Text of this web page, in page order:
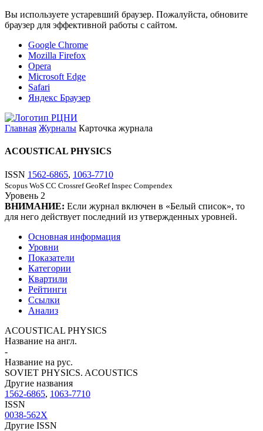
Вы используете устаревший браузер. Пожалуйста, обновите
браузер для эффективной работы с сайтом.
Google Chrome
Mozilla Firefox
Opera
Microsoft Edge
Safari
Яндекс Браузер
Главная Журналы Карточка журнала
ACOUSTICAL PHYSICS
ISSN 1562-6865, 1063-7710
Scopus WoS CC Crossref GeoRef Inspec Compendex
Уровень 2
ВНИМАНИЕ: Если журнал включен в «Белый список», то
для него действует последний из утвержденных уровней.
Основная информация
Уровни
Показатели
Категории
Квартили
Рейтинги
Ссылки
Анализ
ACOUSTICAL PHYSICS
Название на англ.
-
Название на рус.
SOVIET PHYSICS. ACOUSTICS
Другие названия
1562-6865, 1063-7710
ISSN
0038-562X
Другие ISSN